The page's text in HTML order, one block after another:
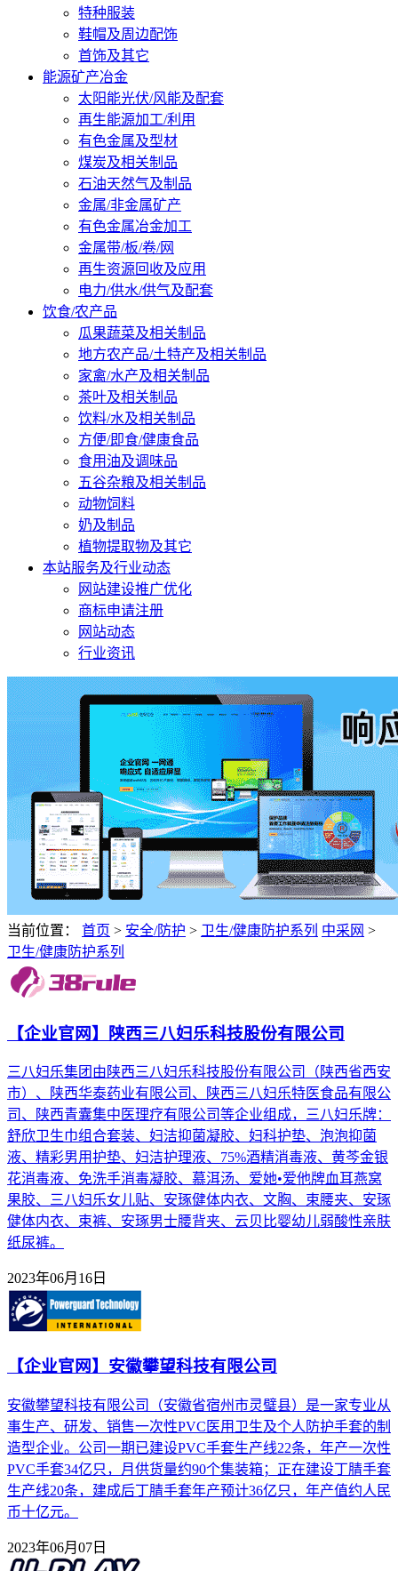
特种服装
鞋帽及周边配饰
首饰及其它
能源矿产冶金
太阳能光伏/风能及配套
再生能源加工/利用
有色金属及型材
煤炭及相关制品
石油天然气及制品
金属/非金属矿产
有色金属冶金加工
金属带/板/卷/网
再生资源回收及应用
电力/供水/供气及配套
饮食/农产品
瓜果蔬菜及相关制品
地方农产品/土特产及相关制品
家禽/水产及相关制品
茶叶及相关制品
饮料/水及相关制品
方便/即食/健康食品
食用油及调味品
五谷杂粮及相关制品
动物饲料
奶及制品
植物提取物及其它
本站服务及行业动态
网站建设推广优化
商标申请注册
网站动态
行业资讯
当前位置： 首页 > 安全/防护 > 卫生/健康防护系列 中采网 >
卫生/健康防护系列
【企业官网】陕西三八妇乐科技股份有限公司
三八妇乐集团由陕西三八妇乐科技股份有限公司（陕西省西安
市）、陕西华泰药业有限公司、陕西三八妇乐特医食品有限公
司、陕西青囊集中医理疗有限公司等企业组成，三八妇乐牌：
舒欣卫生巾组合套装、妇洁抑菌凝胶、妇科护垫、泡泡抑菌
液、精彩男用护垫、妇洁护理液、75%酒精消毒液、黄芩金银
花消毒液、免洗手消毒凝胶、慕洱汤、爱她•爱他牌血耳燕窝
果胶、三八妇乐女儿贴、安琢健体内衣、文胸、束腰夹、安琢
健体内衣、束裤、安琢男士腰背夹、云贝比婴幼儿弱酸性亲肤
纸尿裤。
2023年06月16日
【企业官网】安徽攀望科技有限公司
安徽攀望科技有限公司（安徽省宿州市灵璧县）是一家专业从
事生产、研发、销售一次性PVC医用卫生及个人防护手套的制
造型企业。公司一期已建设PVC手套生产线22条，年产一次性
PVC手套34亿只，月供货量约90个集装箱；正在建设丁腈手套
生产线20条，建成后丁腈手套年产预计36亿只，年产值约人民
币十亿元。
2023年06月07日